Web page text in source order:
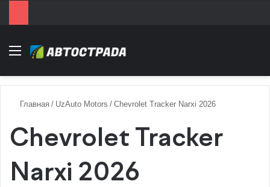
Menu
Главная / UzAuto Motors / Chevrolet Tracker Narxi 2026
Chevrolet Tracker
Narxi 2026